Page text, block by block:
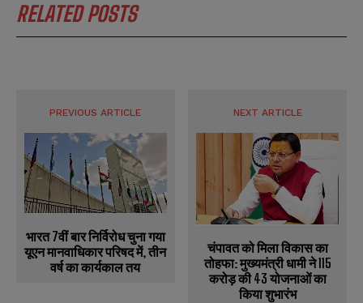
RELATED POSTS
PREVIOUS ARTICLE
भारत 7वीं बार निर्विरोध चुना गया
यूएन मानवाधिकार परिषद में, तीन
वर्ष का कार्यकाल तय
NEXT ARTICLE
चंपावत को मिला विकास का
तोहफा: मुख्यमंत्री धामी ने 115
करोड़ की 43 योजनाओं का
किया शुभारंभ